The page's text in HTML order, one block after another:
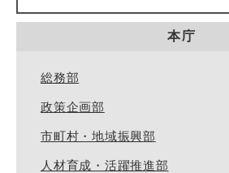
本庁
総務部
政策企画部
市町村・地域振興部
人材育成・活躍推進部